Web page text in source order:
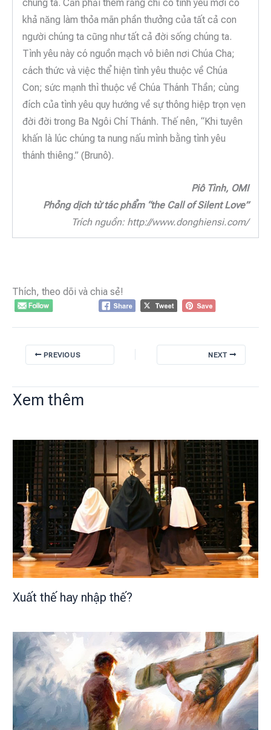
chúng ta. Cần phải thêm rằng chỉ có tình yêu mới có
khả năng làm thỏa mãn phần thưởng của tất cả con
người chúng ta cũng như tất cả đời sống chúng ta.
Tình yêu này có nguồn mạch vô biên nơi Chúa Cha;
cách thức và việc thể hiện tình yêu thuộc về Chúa
Con; sức mạnh thì thuộc về Chúa Thánh Thần; cùng
đích của tình yêu quy hướng về sự thông hiệp trọn vẹn
đời đời trong Ba Ngôi Chí Thánh. Thế nên, “Khi tuyên
khấn là lúc chúng ta nung nấu mình bằng tình yêu
thánh thiêng.” (Brunô).
Piô Tình, OMI
Phỏng dịch từ tác phẩm “the Call of Silent Love”
Trích nguồn: http://www.donghiensi.com/
Thích, theo dõi và chia sẻ!
PREVIOUS NEXT
Xem thêm
Xuất thế hay nhập thế?